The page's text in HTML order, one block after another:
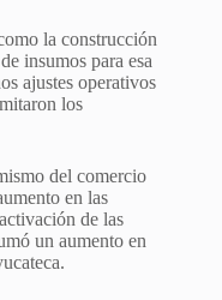
la construcción
insumos para esa
ajustes operativos
los
del comercio
en las
de las
un aumento en